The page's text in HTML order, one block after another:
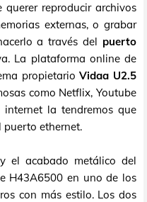
reproducir archivos
externas, o grabar
a través del puerto
La plataforma online de
propietarioVidaa U2.5
como Netflix, Youtube
la tendremos que
puerto ethernet.
y el acabado metálico del
H43A6500 en uno de los
con más estilo. Los dos